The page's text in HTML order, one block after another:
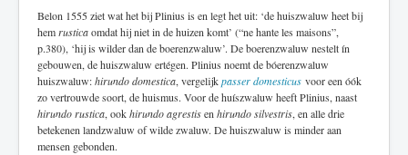
Belon 1555 ziet wat het bij Plinius is en legt het uit: ‘de huiszwaluw heet bij
hemrusticaomdat hij niet in de huizen komt’ (“ne hante les maisons”,
p.380), ‘hij is wilder dan de boerenzwaluw’. De boerenzwaluw nestelt ín
gebouwen, de huiszwaluw ertégen. Plinius noemt de bóerenzwaluw
huiszwaluw:hirundo domestica, vergelijkpasser domesticus voor een óók
zo vertrouwde soort, de huismus. Voor de huíszwaluw heeft Plinius, naast
hirundo rustica, ookhirundo agrestisenhirundo silvestris, en alle drie
betekenen landzwaluw of wilde zwaluw. De huiszwaluw is minder aan
mensen gebonden.